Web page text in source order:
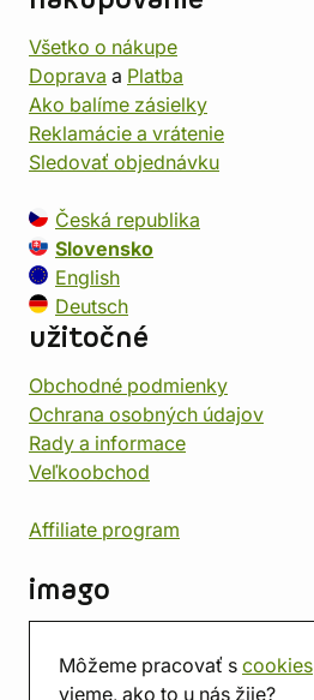
Môžeme pracovať s cookies
vieme, ako to u nás žije?
Všetko o nákupe
Doprava a Platba
Ako balíme zásielky
Reklamácie a vrátenie
Sledovať objednávku
Česká republika
Slovensko
English
Deutsch
užitočné
Obchodné podmienky
Ochrana osobných údajov
Rady a informace
Veľkoobchod
Affiliate program
imago
Predajňa
Herňa